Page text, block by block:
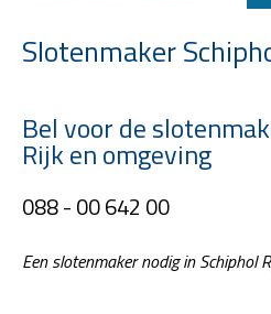
Slotenmaker
Bel voor de
Rijk en omgeving
088 - 00 642 00
Een slotenmaker nodig in Schiphol